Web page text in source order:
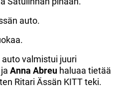
auto.
valmistui juuri
Anna Abreu haluaa tietää
Ritari Ässän KITT teki.